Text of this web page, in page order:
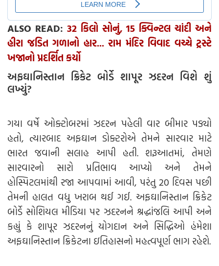
ALSO READ: 32 કિલો સોનું, 15 ક્વિન્ટલ ચાંદી અને
હીરા જડિત ગળાનો હાર... રામ મંદિર વિવાદ વચ્ચે ટ્રસ્ટે
ખજાનો પ્રદર્શિત કર્યો
અફઘાનિસ્તાન ક્રિકેટ બોર્ડે શાપૂર ઝદરન વિશે શું
લખ્યું?
ગયા વર્ષે ઓક્ટોબરમાં ઝદરન પહેલી વાર બીમાર પડ્યો
હતો, ત્યારબાદ અફઘાન ડોક્ટરોએ તેમને સારવાર માટે
ભારત જવાની સલાહ આપી હતી. શરૂઆતમાં, તેમણે
સારવારનો સારો પ્રતિભાવ આપ્યો અને તેમને
હોસ્પિટલમાંથી રજા આપવામાં આવી, પરંતુ 20 દિવસ પછી
તેમની હાલત વધુ ખરાબ થઈ ગઈ. અફઘાનિસ્તાન ક્રિકેટ
બોર્ડે સોશિયલ મીડિયા પર ઝદરનને શ્રદ્ધાંજલિ આપી અને
કહ્યું કે શાપૂર ઝદરનનું યોગદાન અને સિદ્ધિઓ હંમેશા
અફઘાનિસ્તાન ક્રિકેટના ઇતિહાસનો મહત્વપૂર્ણ ભાગ રહેશે.